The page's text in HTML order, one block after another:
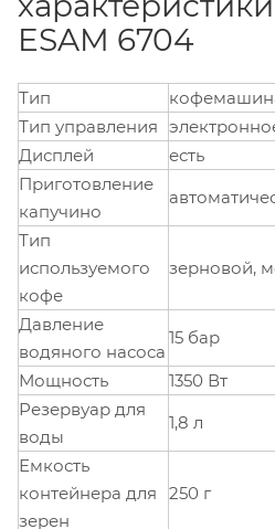
ESAM 6704
Тип
Тип управления
Дисплей
есть
Приготовление
капучино
Тип
используемого
кофе
зерновой,
Давление
водяного насоса
15 бар
Мощность
1350 Вт
Резервуар для
воды
1,8 л
Емкость
контейнера для
зерен
250 г